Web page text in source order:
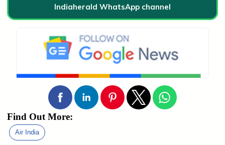
Indiaherald WhatsApp channel
Find Out More:
Air India